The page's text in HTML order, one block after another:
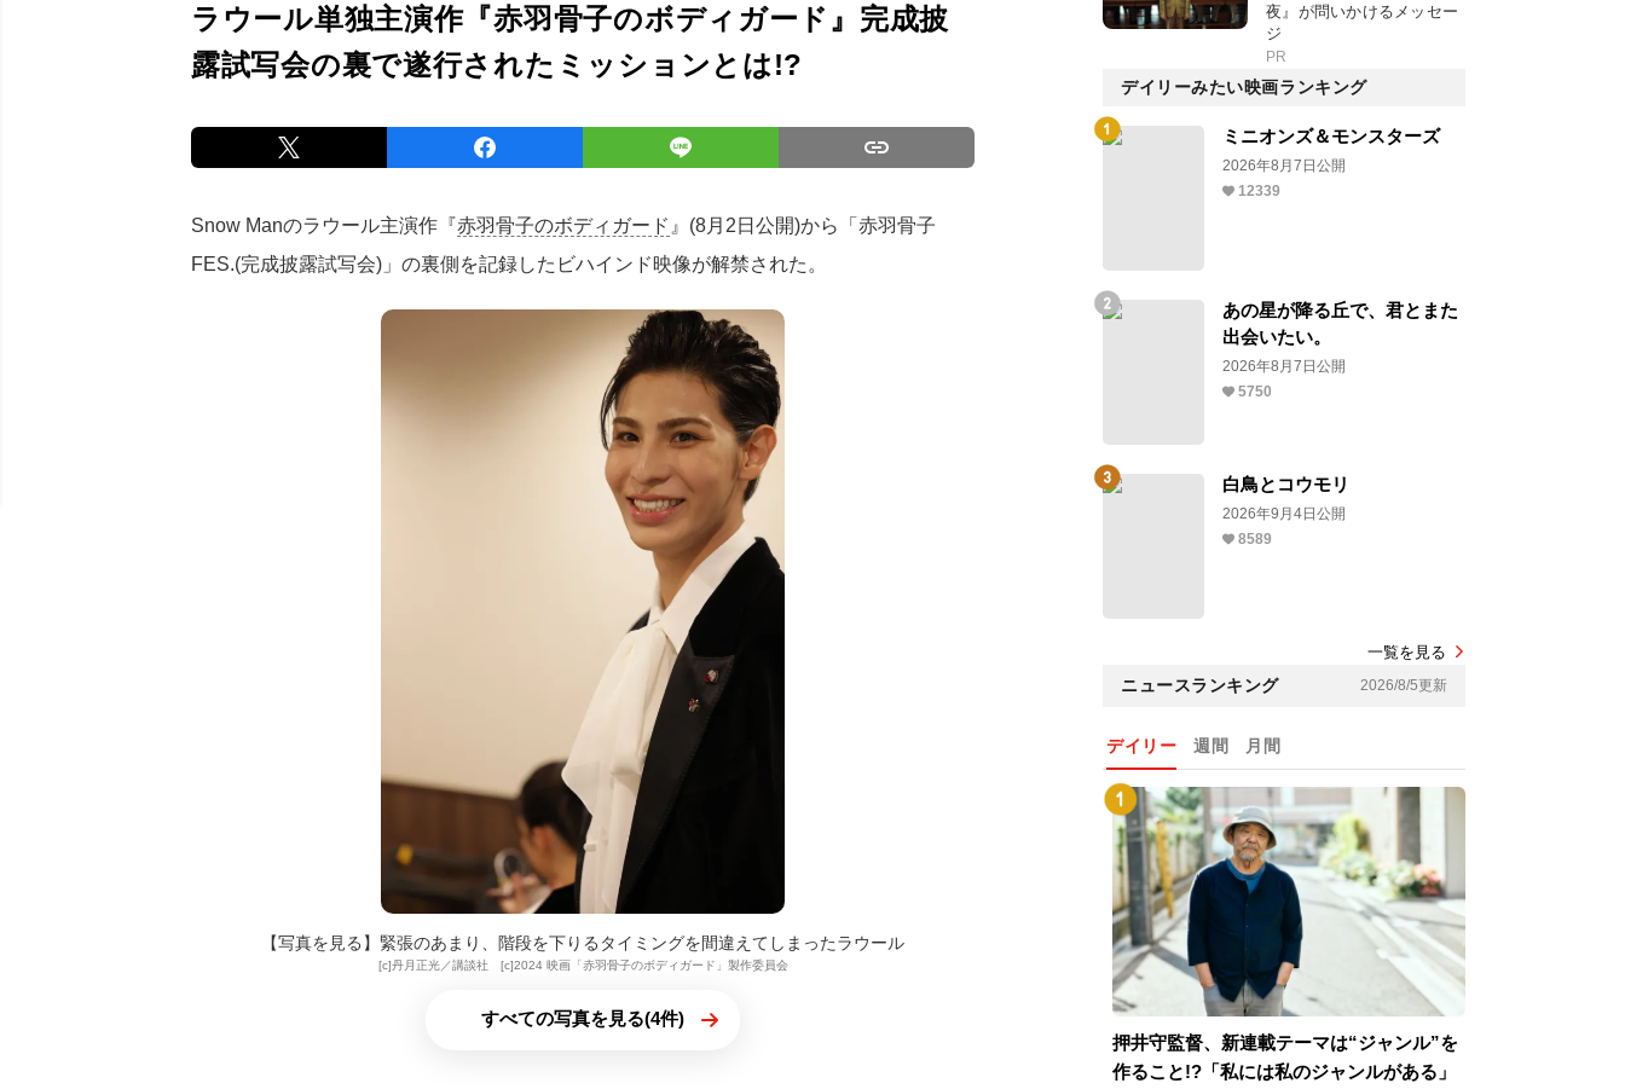
ラウール単独主演作『赤羽骨子のボディガード』完成披
露試写会の裏で遂行されたミッションとは!?
Snow Manのラウール主演作『赤羽骨子のボディガード 』(8月2日公開)から「赤羽骨子
FES.(完成披露試写会)」の裏側を記録したビハインド映像が解禁された。
【写真を見る】緊張のあまり、階段を下りるタイミングを間違えてしまったラウール
[c]丹月正光／講談社 [c]2024 映画「赤羽骨子のボディガード」製作委員会
すべての写真を見る(4件)
夜』が問いかけるメッセー
ジ
PR
デイリーみたい映画ランキング
ミニオンズ＆モンスターズ
2026年8月7日公開
12339
あの星が降る丘で、君とまた
出会いたい。
2026年8月7日公開
5750
白鳥とコウモリ
2026年9月4日公開
8589
一覧を見る
ニュースランキング 2026/8/5更新
デイリー 週間 月間
押井守監督、新連載テーマは“ジャンル”を
作ること!?「私には私のジャンルがある」